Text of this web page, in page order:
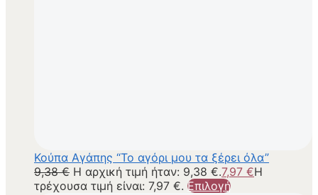
Κούπα Αγάπης “Το αγόρι μου τα ξέρει όλα”
9,38€ Η αρχική τιμή ήταν: 9,38 €.7,97 €Η
τρέχουσα τιμή είναι: 7,97 €. Επιλογή